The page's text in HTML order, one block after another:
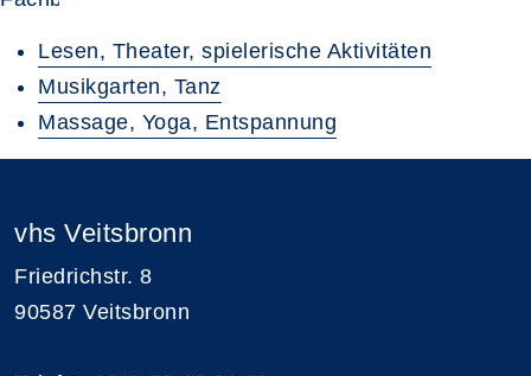
Lesen, Theater, spielerische Aktivitäten
Musikgarten, Tanz
Massage, Yoga, Entspannung
vhs Veitsbronn
Friedrichstr. 8
90587 Veitsbronn